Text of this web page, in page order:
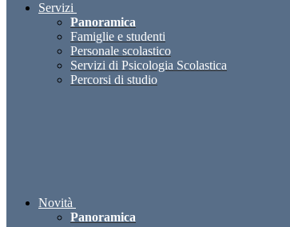
Servizi
Panoramica
Famiglie e studenti
Personale scolastico
Servizi di Psicologia Scolastica
Percorsi di studio
Novità
Panoramica